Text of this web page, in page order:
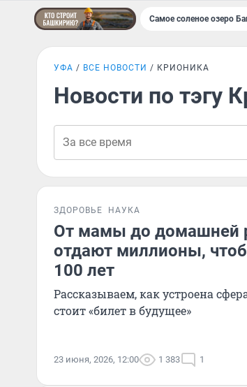
Самое соленое озеро
УФА ВСЕ НОВОСТИ КРИОНИКА
Новости по тэгу
ЗДОРОВЬЕ НАУКА
От мамы до домашней
отдают миллионы,
100 лет
Рассказываем, как устроена
стоит «билет в будущее»
23 июня, 2026, 12:00 1 383 1